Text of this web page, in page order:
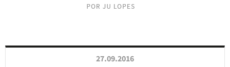
27.09.2016